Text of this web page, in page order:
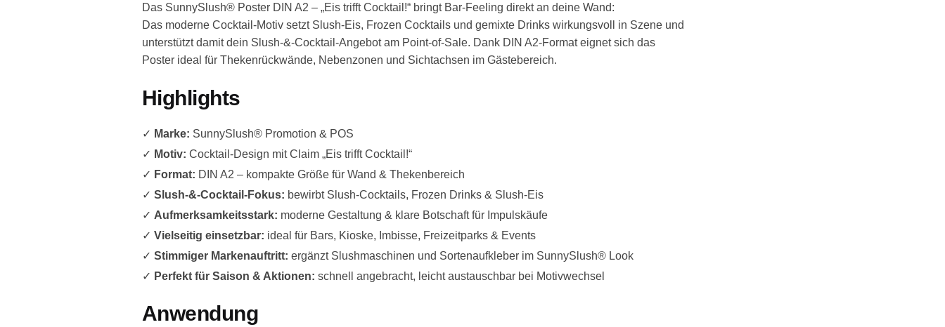
Das SunnySlush® Poster DIN A2 – „Eis trifft Cocktail!“ bringt Bar-Feeling direkt an deine Wand:
Das moderne Cocktail-Motiv setzt Slush-Eis, Frozen Cocktails und gemixte Drinks wirkungsvoll in Szene und
unterstützt damit dein Slush-&-Cocktail-Angebot am Point-of-Sale. Dank DIN A2-Format eignet sich das
Poster ideal für Thekenrückwände, Nebenzonen und Sichtachsen im Gästebereich.
Highlights
✓ Marke: SunnySlush® Promotion & POS
✓ Motiv: Cocktail-Design mit Claim „Eis trifft Cocktail!“
✓ Format: DIN A2 – kompakte Größe für Wand & Thekenbereich
✓ Slush-&-Cocktail-Fokus: bewirbt Slush-Cocktails, Frozen Drinks & Slush-Eis
✓ Aufmerksamkeitsstark: moderne Gestaltung & klare Botschaft für Impulskäufe
✓ Vielseitig einsetzbar: ideal für Bars, Kioske, Imbisse, Freizeitparks & Events
✓ Stimmiger Markenauftritt: ergänzt Slushmaschinen und Sortenaufkleber im SunnySlush® Look
✓ Perfekt für Saison & Aktionen: schnell angebracht, leicht austauschbar bei Motivwechsel
Anwendung